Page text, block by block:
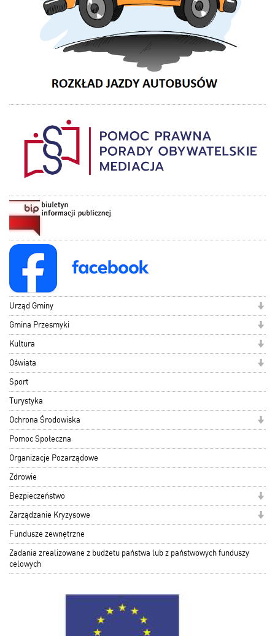
Urząd Gminy
Gmina Przesmyki
Kultura
Oświata
Sport
Turystyka
Ochrona Środowiska
Pomoc Społeczna
Organizacje Pozarządowe
Zdrowie
Bezpieczeństwo
Zarządzanie Kryzysowe
Fundusze zewnętrzne
Zadania zrealizowane z budżetu państwa lub z państwowych funduszy
celowych